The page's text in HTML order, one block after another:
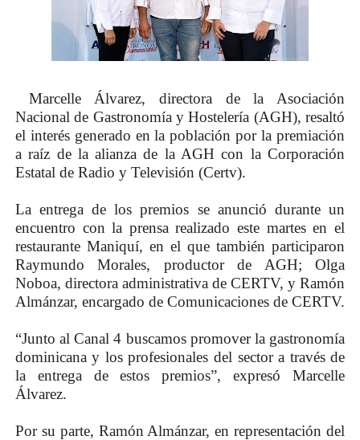
Marcelle Álvarez, directora de la Asociación
Nacional de Gastronomía y Hostelería (AGH), resaltó
el interés generado en la población por la premiación
a raíz de la alianza de la AGH con la Corporación
Estatal de Radio y Televisión (Certv).
La entrega de los premios se anunció durante un
encuentro con la prensa realizado este martes en el
restaurante Maniquí, en el que también participaron
Raymundo Morales, productor de AGH; Olga
Noboa, directora administrativa de CERTV, y Ramón
Almánzar, encargado de Comunicaciones de CERTV.
“Junto al Canal 4 buscamos promover la gastronomía
dominicana y los profesionales del sector a través de
la entrega de estos premios”, expresó Marcelle
Álvarez.
Por su parte, Ramón Almánzar, en representación del